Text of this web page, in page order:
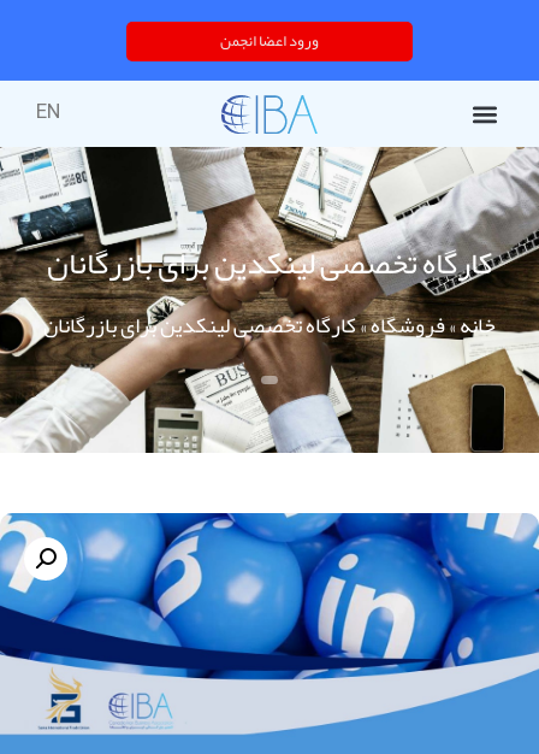
ورود اعضا انجمن
EN
کارگاه تخصصی لینکدین برای بازرگانان
خانه»فروشگاه»کارگاه تخصصی لینکدین برای بازرگانان